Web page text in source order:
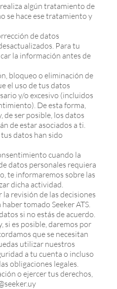
realiza algún tratamiento de
se hace ese tratamiento y
de datos
Para tu
la información antes de
bloqueo o eliminación de
el uso de tus datos
y/o excesivo (incluidos
De esta forma,
de ser posible, los datos
de estar asociados a ti.
datos han sido
cuando la
datos personales requiera
te informaremos sobre las
dicha actividad.
revisión de las decisiones
tomado Seeker ATS.
si no estás de acuerdo.
si es posible, daremos por
que se necesitan
utilizar nuestros
a tu cuenta o incluso
obligaciones legales.
o ejercer tus derechos,